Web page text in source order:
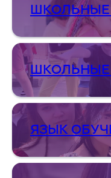
ШКОЛЬНЫЕ
ЯЗЫК